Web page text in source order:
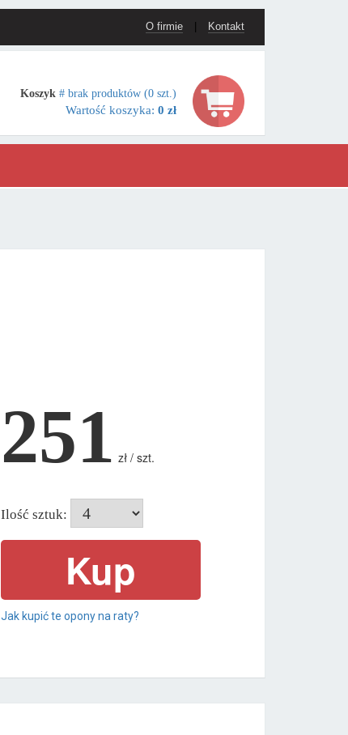
O firmie Kontakt
Koszyk # brak produktów (0 szt.)
Wartość koszyka: 0 zł
251 zł / szt.
Ilość sztuk:
Jak kupić te opony na raty?